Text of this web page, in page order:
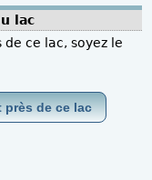
lac
ce lac, soyez le
près de ce lac